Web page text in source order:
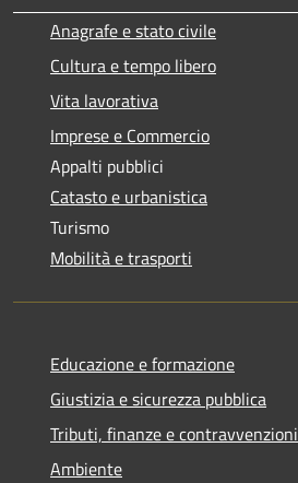
Anagrafe e stato civile
Cultura e tempo libero
Vita lavorativa
Imprese e Commercio
Appalti pubblici
Catasto e urbanistica
Turismo
Mobilità e trasporti
Educazione e formazione
Giustizia e sicurezza pubblica
Tributi, finanze e contravvenzioni
Ambiente